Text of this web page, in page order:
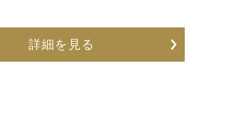
詳細を見る